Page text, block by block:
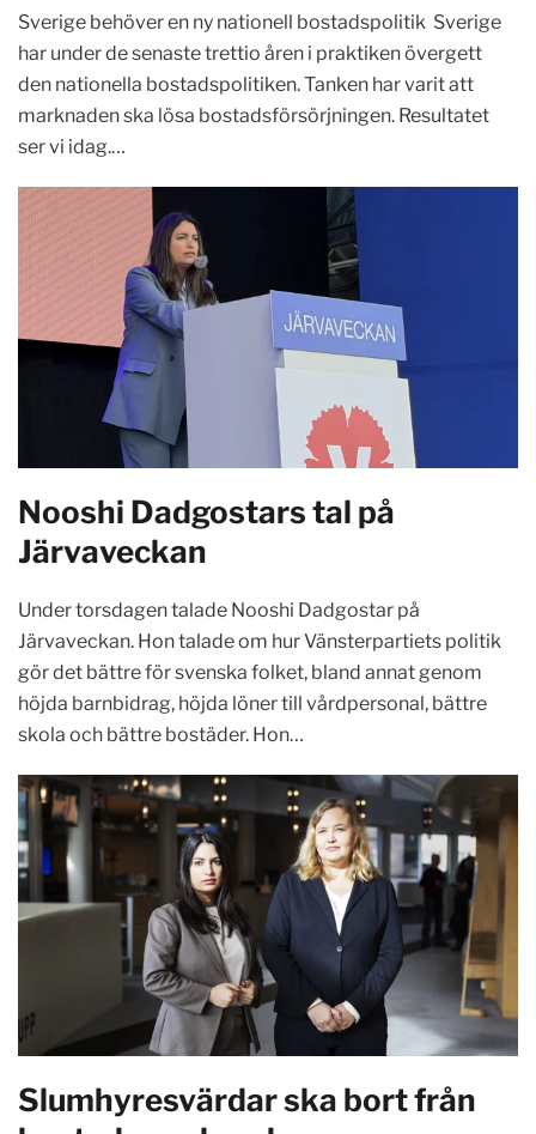
Sverige behöver en ny nationell bostadspolitik Sverige
har under de senaste trettio åren i praktiken övergett
den nationella bostadspolitiken. Tanken har varit att
marknaden ska lösa bostadsförsörjningen. Resultatet
ser vi idag.…
Nooshi Dadgostars tal på
Järvaveckan
Under torsdagen talade Nooshi Dadgostar på
Järvaveckan. Hon talade om hur Vänsterpartiets politik
gör det bättre för svenska folket, bland annat genom
höjda barnbidrag, höjda löner till vårdpersonal, bättre
skola och bättre bostäder. Hon…
Slumhyresvärdar ska bort från